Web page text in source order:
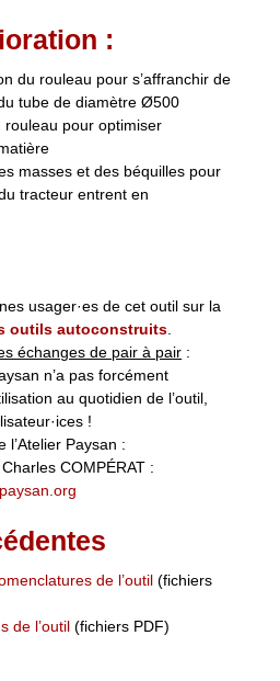
:
du rouleau pour s’affranchir de
tube de diamètre Ø500
pour optimiser
masses et des béquilles pour
tracteur entrent en
usager·es de cet outil sur la
outils autoconstruits.
échanges de pair à pair :
n’a pas forcément
au quotidien de l’outil,
!
l’Atelier Paysan :
COMPÉRAT :
de l’outil (fichiers
de l’outil (fichiers PDF)